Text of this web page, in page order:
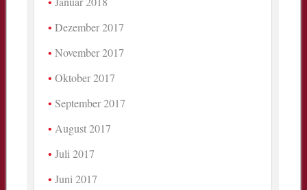
Dezember 2017
November 2017
Oktober 2017
September 2017
August 2017
Juli 2017
Juni 2017